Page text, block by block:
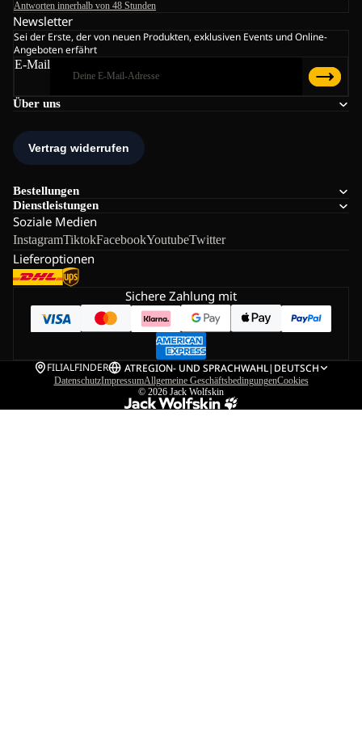
Über uns
Bestellungen
Dienstleistungen
Soziale Medien
InstagramTiktokFacebookYoutubeTwitter
Lieferoptionen
Antworten innerhalb von 48 Stunden
Newsletter
Sei der Erste, der von neuen Produkten, exklusiven Events und Online-
Angeboten erfährt
E-Mail
Sichere Zahlung mit
FILIALFINDER ATREGION- UND SPRACHWAHL| DEUTSCH
DatenschutzImpressumAllgemeine GeschäftsbedingungenCookies
© 2026 Jack Wolfskin